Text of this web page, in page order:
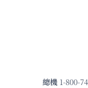
總機 1-800-